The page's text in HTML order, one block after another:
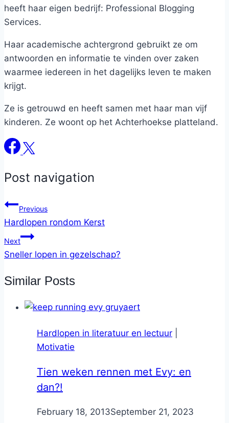
heeft haar eigen bedrijf: Professional Blogging
Services.
Haar academische achtergrond gebruikt ze om
antwoorden en informatie te vinden over zaken
waarmee iedereen in het dagelijks leven te maken
krijgt.
Ze is getrouwd en heeft samen met haar man vijf
kinderen. Ze woont op het Achterhoekse platteland.
Post navigation
Previous
Hardlopen rondom Kerst
Next
Sneller lopen in gezelschap?
Similar Posts
Hardlopen in literatuur en lectuur
Motivatie
Tien weken rennen met Evy: en
dan?!
ByNicole
February 18, 2013September 21, 2023